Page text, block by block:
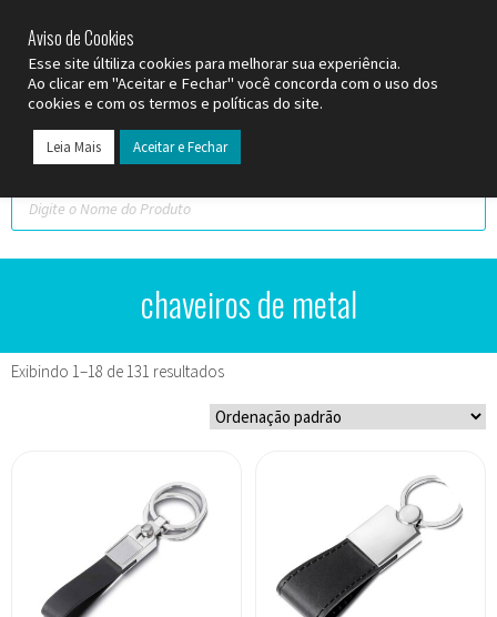
chaveiros de metal
Exibindo 1–18 de 131 resultados
Aviso de Cookies
Esse site últiliza cookies para melhorar sua experiência.
Ao clicar em "Aceitar e Fechar" você concorda com o uso dos
cookies e com os termos e políticas do site.
Leia Mais Aceitar e Fechar